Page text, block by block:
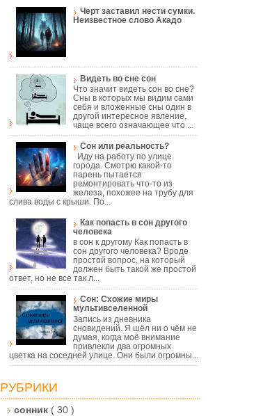
Черт заставил нести сумки.
Неизвестное слово Акадо
Видеть во сне сон
Что значит видеть сон во сне?
Сны в которых мы видим сами
себя и вложенные сны один в
другой интересное явление,
чаще всего означающее что ...
Сон или реальность?
Иду на работу по улице
города. Смотрю какой-то
парень пытается
ремонтировать что-то из
железа, похожее на трубу для
слива воды с крыши. По...
Как попасть в сон другого
человека
в сон к другому Как попасть в
сон другого человека? Вроде
простой вопрос, на который
должен быть такой же простой
ответ, но не все так л...
Сон: Схожие миры
мультивселенной
Запись из дневника
сновидений. Я шёл ни о чём не
думая, когда моё внимание
привлекли два огромных
цветка на соседней улице. Они были огромны...
РУБРИКИ
сонник ( 30 )